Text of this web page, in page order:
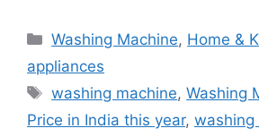
Categories
Washing Machine, Home &
appliances
Tags
washing machine,Washing
Price in India this year, washing